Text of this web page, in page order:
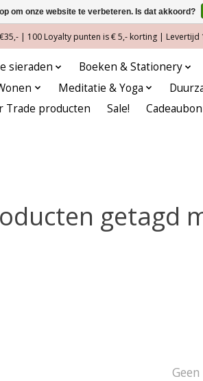
| 100 Loyalty punten is € 5,- korting | Levertijd
sieraden Boeken & Stationery
Meditatie & Yoga
Trade producten
Sale!
getagd
om onze website te verbeteren. Is dat akkoord?